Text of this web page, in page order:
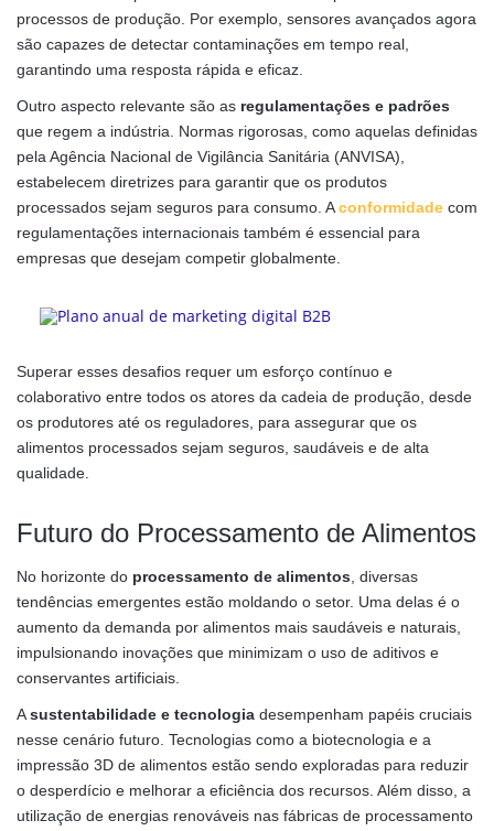
processos de produção. Por exemplo, sensores avançados agora
são capazes de detectar contaminações em tempo real,
garantindo uma resposta rápida e eficaz.
Outro aspecto relevante são as regulamentações e padrões
que regem a indústria. Normas rigorosas, como aquelas definidas
pela Agência Nacional de Vigilância Sanitária (ANVISA),
estabelecem diretrizes para garantir que os produtos
processados sejam seguros para consumo. Aconformidade com
regulamentações internacionais também é essencial para
empresas que desejam competir globalmente.
Superar esses desafios requer um esforço contínuo e
colaborativo entre todos os atores da cadeia de produção, desde
os produtores até os reguladores, para assegurar que os
alimentos processados sejam seguros, saudáveis e de alta
qualidade.
Futuro do Processamento de Alimentos
No horizonte do processamento de alimentos , diversas
tendências emergentes estão moldando o setor. Uma delas é o
aumento da demanda por alimentos mais saudáveis e naturais,
impulsionando inovações que minimizam o uso de aditivos e
conservantes artificiais.
Asustentabilidade e tecnologia desempenham papéis cruciais
nesse cenário futuro. Tecnologias como a biotecnologia e a
impressão 3D de alimentos estão sendo exploradas para reduzir
o desperdício e melhorar a eficiência dos recursos. Além disso, a
utilização de energias renováveis nas fábricas de processamento